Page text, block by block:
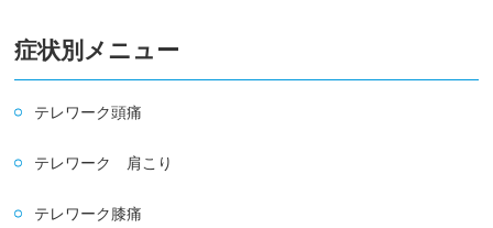
症状別メニュー
テレワーク頭痛
テレワーク 肩こり
テレワーク膝痛